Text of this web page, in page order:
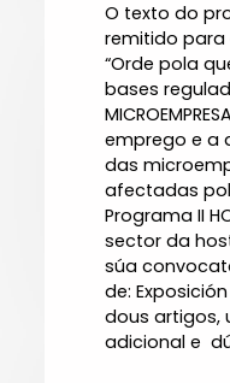
O texto do
remitido
“Orde pola
bases
emprego e a
das
afectadas
Programa II
sector da
súa
de:
dous artigos,
adicional e